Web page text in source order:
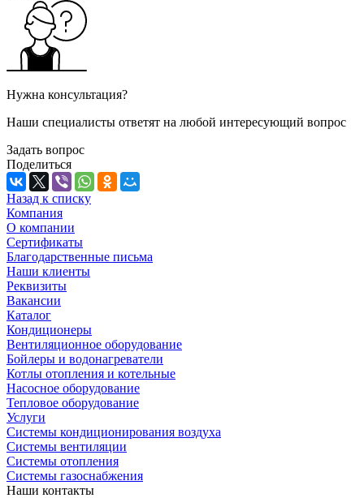
Нужна консультация?
Наши специалисты ответят на любой интересующий вопрос
Задать вопрос
Поделиться
Назад к списку
Компания
О компании
Сертификаты
Благодарственные письма
Наши клиенты
Реквизиты
Вакансии
Каталог
Кондиционеры
Вентиляционное оборудование
Бойлеры и водонагреватели
Котлы отопления и котельные
Насосное оборудование
Тепловое оборудование
Услуги
Системы кондиционирования воздуха
Системы вентиляции
Системы отопления
Системы газоснабжения
Наши контакты